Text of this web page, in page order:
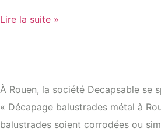
Lire la suite »
À Rouen, la société Decapsable se
« Décapage balustrades métal à
balustrades soient corrodées ou